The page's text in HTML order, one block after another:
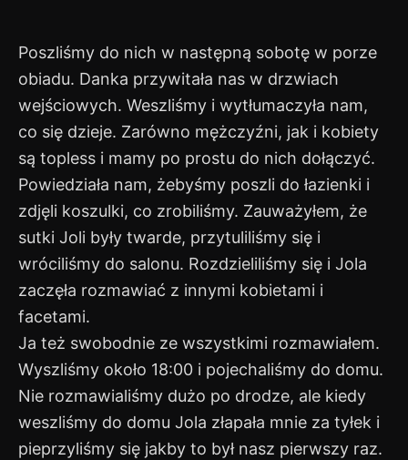
Poszliśmy do nich w następną sobotę w porze
obiadu. Danka przywitała nas w drzwiach
wejściowych. Weszliśmy i wytłumaczyła nam,
co się dzieje. Zarówno mężczyźni, jak i kobiety
są topless i mamy po prostu do nich dołączyć.
Powiedziała nam, żebyśmy poszli do łazienki i
zdjęli koszulki, co zrobiliśmy. Zauważyłem, że
sutki Joli były twarde, przytuliliśmy się i
wróciliśmy do salonu. Rozdzieliliśmy się i Jola
zaczęła rozmawiać z innymi kobietami i
facetami.
Ja też swobodnie ze wszystkimi rozmawiałem.
Wyszliśmy około 18:00 i pojechaliśmy do domu.
Nie rozmawialiśmy dużo po drodze, ale kiedy
weszliśmy do domu Jola złapała mnie za tyłek i
pieprzyliśmy się jakby to był nasz pierwszy raz.